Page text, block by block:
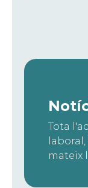
Tota
mateix